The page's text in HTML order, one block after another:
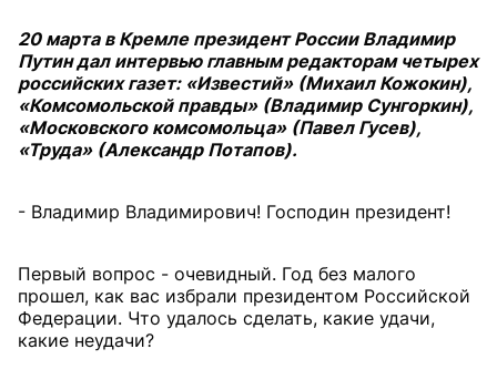
20 марта в Кремле президент России Владимир
Путин дал интервью главным редакторам четырех
российских газет: «Известий» (Михаил Кожокин),
«Комсомольской правды» (Владимир Сунгоркин),
«Московского комсомольца» (Павел Гусев),
«Труда» (Александр Потапов).
- Владимир Владимирович! Господин президент!
Первый вопрос - очевидный. Год без малого
прошел, как вас избрали президентом Российской
Федерации. Что удалось сделать, какие удачи,
какие неудачи?